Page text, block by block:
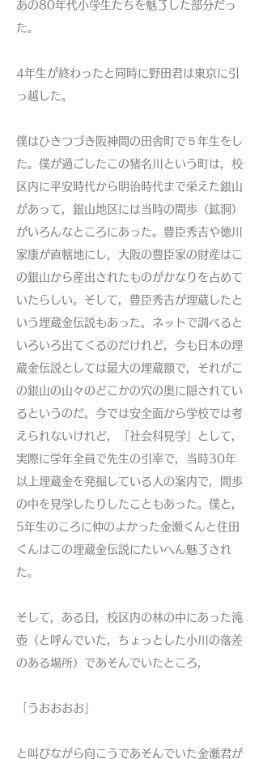
あの80年代小学生たちを魅了した部分だっ
た。
4年生が終わったと同時に野田君は東京に引
っ越した。
僕はひきつづき阪神間の田舎町で５年生をし
た。僕が過ごしたこの猪名川という町は，校
区内に平安時代から明治時代まで栄えた銀山
があって，銀山地区には当時の間歩（鉱洞）
がいろんなところにあった。豊臣秀吉や徳川
家康が直轄地にし，大阪の豊臣家の財産はこ
の銀山から産出されたものがかなりを占めて
いたらしい。そして，豊臣秀吉が埋蔵したと
いう埋蔵金伝説もあった。ネットで調べると
いろいろ出てくるのだけれど，今も日本の埋
蔵金伝説としては最大の埋蔵額で，それがこ
の銀山の山々のどこかの穴の奥に隠されてい
るというのだ。今では安全面から学校では考
えられないけれど，「社会科見学」として，
実際に学年全員で先生の引率で，当時30年
以上埋蔵金を発掘している人の案内で，間歩
の中を見学したりしたこともあった。僕と，
5年生のころに仲のよかった金瀬くんと住田
くんはこの埋蔵金伝説にたいへん魅了され
た。
そして，ある日，校区内の林の中にあった滝
壺（と呼んでいた，ちょっとした小川の落差
のある場所）であそんでいたところ，
「うおおおお」
と叫びながら向こうであそんでいた金瀬君が